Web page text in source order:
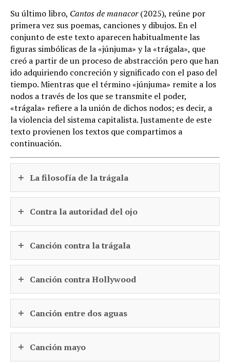
Su último libro, Cantos de manacor(2025), reúne por
primera vez sus poemas, canciones y dibujos. En el
conjunto de este texto aparecen habitualmente las
figuras simbólicas de la «júnjuma» y la «trágala», que
creó a partir de un proceso de abstracción pero que han
ido adquiriendo concreción y significado con el paso del
tiempo. Mientras que el término «júnjuma» remite a los
nodos a través de los que se transmite el poder,
«trágala» refiere a la unión de dichos nodos; es decir, a
la violencia del sistema capitalista. Justamente de este
texto provienen los textos que compartimos a
continuación.
La filosofía de la trágala
Contra la autoridad del ojo
Canción contra la trágala
Canción contra Hollywood
Canción entre dos aguas
Canción mayo